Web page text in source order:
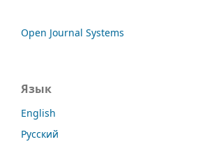
Open Journal Systems
Язык
English
Русский